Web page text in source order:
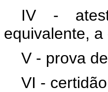
IV -
equivalente,
V - prova
VI -